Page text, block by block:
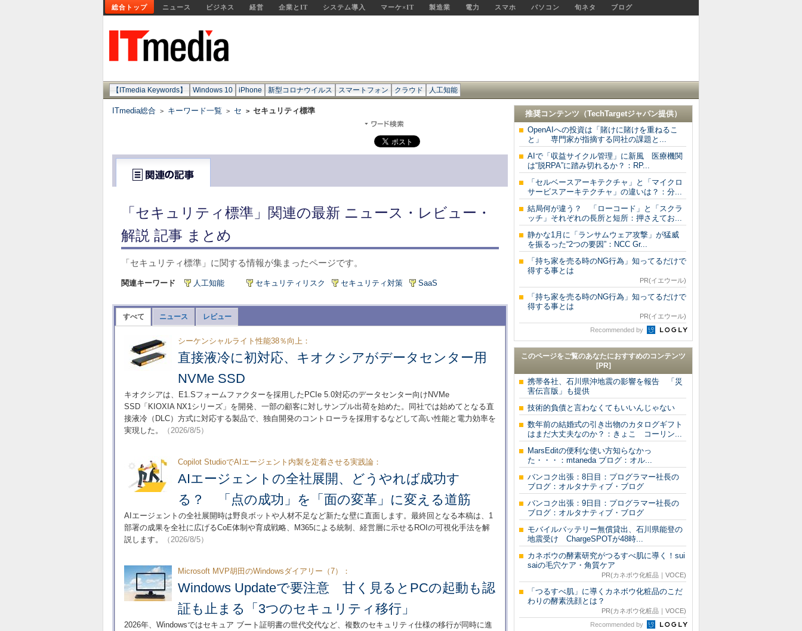
総合トップ ニュース ビジネス 経営 企業とIT システム導入 マーケ×IT 製造業 電力 スマホ パソコン 旬ネタ ブログ
【ITmedia Keywords】 Windows 10 iPhone 新型コロナウイルス スマートフォン クラウド 人工知能
ITmedia総合 > キーワード一覧 > セ > セキュリティ標準
「セキュリティ標準」関連の最新 ニュース・レビュー・
解説 記事 まとめ
「セキュリティ標準」に関する情報が集まったページです。
関連キーワード 人工知能 セキュリティリスク セキュリティ対策 SaaS
すべて ニュース レビュー
シーケンシャルライト性能38％向上：
直接液冷に初対応、キオクシアがデータセンター用
NVMe SSD
キオクシアは、E1.Sフォームファクターを採用したPCIe 5.0対応のデータセンター向けNVMe
SSD「KIOXIA NX1シリーズ」を開発、一部の顧客に対しサンプル出荷を始めた。同社では始めてとなる直
接液冷（DLC）方式に対応する製品で、独自開発のコントローラを採用するなどして高い性能と電力効率を
実現した。
（2026/8/5）
Copilot StudioでAIエージェント内製を定着させる実践論：
AIエージェントの全社展開、どうやれば成功す
る？ 「点の成功」を「面の変革」に変える道筋
AIエージェントの全社展開時は野良ボットや人材不足など新たな壁に直面します。最終回となる本稿は、1
部署の成果を全社に広げるCoE体制や育成戦略、M365による統制、経営層に示せるROIの可視化手法を解
説します。
（2026/8/5）
Microsoft MVP胡田のWindowsダイアリー（7）：
Windows Updateで要注意 甘く見るとPCの起動も認
証も止まる「3つのセキュリティ移行」
2026年、Windowsではセキュア ブート証明書の世代交代など、複数のセキュリティ仕様の移行が同時に進
推奨コンテンツ（TechTargetジャパン提供）
OpenAIへの投資は「賭けに賭けを重ねるこ
と」 専門家が指摘する同社の課題と...
AIで「収益サイクル管理」に新風 医療機関
は“脱RPA”に踏み切れるか？：RP...
「セルベースアーキテクチャ」と「マイクロ
サービスアーキテクチャ」の違いは？：分...
結局何が違う？ 「ローコード」と「スクラ
ッチ」それぞれの長所と短所：押さえてお...
静かな1月に「ランサムウェア攻撃」が猛威
を振るった“2つの要因”：NCC Gr...
「持ち家を売る時のNG行為」知ってるだけで
得する事とは
PR(イエウール)
「持ち家を売る時のNG行為」知ってるだけで
得する事とは
PR(イエウール)
Recommended by
このページをご覧のあなたにおすすめのコンテンツ
[PR]
携帯各社、石川県沖地震の影響を報告 「災
害伝言版」も提供
技術的負債と言わなくてもいいんじゃない
数年前の結婚式の引き出物のカタログギフト
はまだ大丈夫なのか？：きょこ コーリン...
MarsEditの便利な使い方知らなかっ
た・・・：mtaneda ブログ：オル...
バンコク出張：8日目：プログラマー社長の
ブログ：オルタナティブ・ブログ
バンコク出張：9日目：プログラマー社長の
ブログ：オルタナティブ・ブログ
モバイルバッテリー無償貸出、石川県能登の
地震受け ChargeSPOTが48時...
カネボウの酵素研究がつるすべ肌に導く！sui
saiの毛穴ケア・角質ケア
PR(カネボウ化粧品｜VOCE)
「つるすべ肌」に導くカネボウ化粧品のこだ
わりの酵素洗顔とは？
PR(カネボウ化粧品｜VOCE)
Recommended by